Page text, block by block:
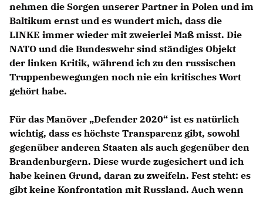
nehmen die Sorgen unserer Partner in Polen und im
Baltikum ernst und es wundert mich, dass die
LINKE immer wieder mit zweierlei Maß misst. Die
NATO und die Bundeswehr sind ständiges Objekt
der linken Kritik, während ich zu den russischen
Truppenbewegungen noch nie ein kritisches Wort
gehört habe.
Für das Manöver „Defender 2020“ ist es natürlich
wichtig, dass es höchste Transparenz gibt, sowohl
gegenüber anderen Staaten als auch gegenüber den
Brandenburgern. Diese wurde zugesichert und ich
habe keinen Grund, daran zu zweifeln. Fest steht: es
gibt keine Konfrontation mit Russland. Auch wenn